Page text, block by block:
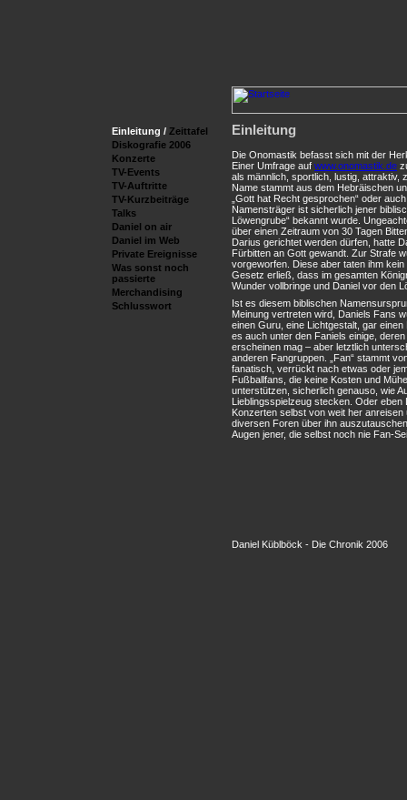
Einleitung / Zeittafel
Diskografie 2006
Konzerte
TV-Events
TV-Auftritte
TV-Kurzbeiträge
Talks
Daniel on air
Daniel im Web
Private Ereignisse
Was sonst noch
passierte
Merchandising
Schlusswort
Einleitung
Die Onomastik befasst sich mit der
Einer Umfrage auf www.onomastik.de
als männlich, sportlich, lustig, attraktiv,
Name stammt aus dem Hebräischen
„Gott hat Recht gesprochen“ oder
Namensträger ist sicherlich jener
Löwengrube“ bekannt wurde.
über einen Zeitraum von 30 Tagen
Darius gerichtet werden dürfen, hatte
Fürbitten an Gott gewandt. Zur Strafe
vorgeworfen. Diese aber taten ihm
Gesetz erließ, dass im gesamten
Wunder vollbringe und Daniel vor den
Ist es diesem biblischen
Meinung vertreten wird, Daniels Fans
einen Guru, eine Lichtgestalt, gar
es auch unter den Faniels einige,
erscheinen mag – aber letztlich
anderen Fangruppen. „Fan“ stammt
fanatisch, verrückt nach etwas oder
Fußballfans, die keine Kosten und
unterstützen, sicherlich genauso, wie
Lieblingsspielzeug stecken. Oder eben
Konzerten selbst von weit her
diversen Foren über ihn
Augen jener, die selbst noch nie Fan-
Daniel Küblböck - Die Chronik 2006